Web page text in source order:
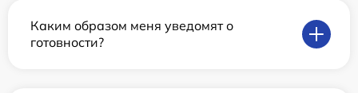
Каким образом меня уведомят о
готовности?